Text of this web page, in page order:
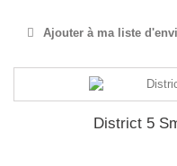
Ajouter à ma liste
District 5